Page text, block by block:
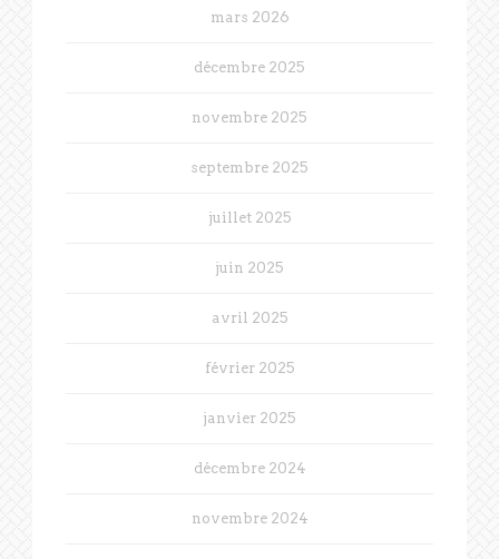
mars 2026
décembre 2025
novembre 2025
septembre 2025
juillet 2025
juin 2025
avril 2025
février 2025
janvier 2025
décembre 2024
novembre 2024